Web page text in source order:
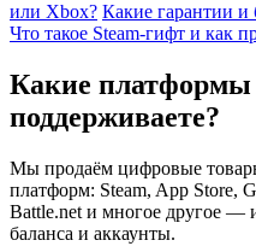
или Xbox? Какие гарантии и
Что такое Steam-гифт и как
Какие
поддерживаете?
Мы продаём цифровые
платформ: Steam, App Store,
Battle.net и многое другое —
баланса и аккаунты.